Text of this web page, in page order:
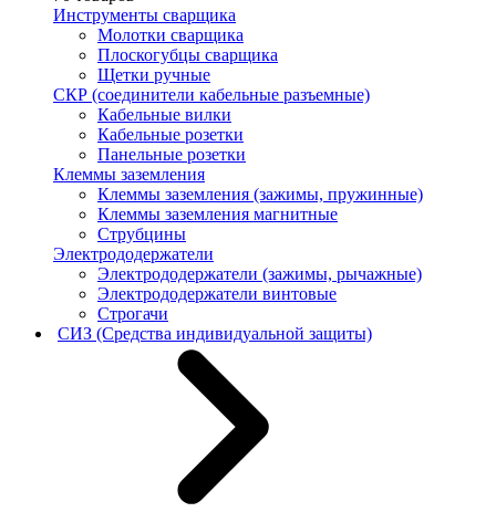
Инструменты сварщика
Молотки сварщика
Плоскогубцы сварщика
Щетки ручные
СКР (соединители кабельные разъемные)
Кабельные вилки
Кабельные розетки
Панельные розетки
Клеммы заземления
Клеммы заземления (зажимы, пружинные)
Клеммы заземления магнитные
Струбцины
Электрододержатели
Электрододержатели (зажимы, рычажные)
Электрододержатели винтовые
Строгачи
СИЗ (Средства индивидуальной защиты)